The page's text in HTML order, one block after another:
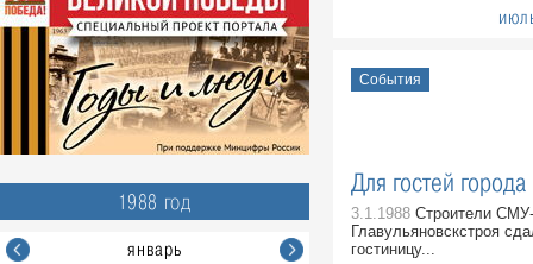
1988 год
январь
События
Для гостей города
3.1.1988 Строители
Главульяновскстроя
гостиницу...